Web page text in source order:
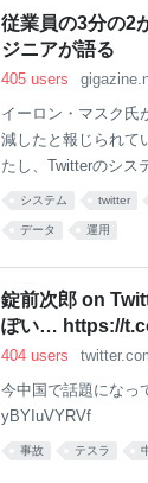
覚システムは、
ーション制御
従業員の3分の2
ジニアが語る
405 users
イーロン・マスク氏
減したと報じられて
たし、Twitterのシス
事作成時点でも問
Twitter SRE https://
氏は5年間にわたっ
システム twitter
データ 運用
錠前次郎 on
ぽい… https://
404 users
今中国で話題にな
yBYIuVYRVf
事故 テスラ